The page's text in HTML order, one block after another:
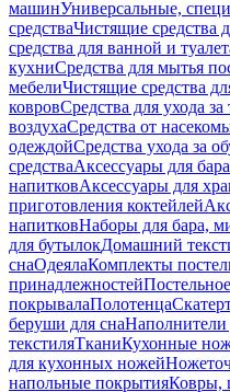
машинУниверсальные,
средстваЧистящие средства
средства для ванной и
кухниСредства для мытья
мебелиЧистящие средства
ковровСредства для ухода за
воздухаСредства от
одеждойСредства ухода за
средстваАксессуары для бара
напитковАксессуары для
приготовления коктейлей
напитковНаборы для бара,
для бутылокДомашний
снаОдеялаКомплекты
принадлежностей
покрывалаПолотенца
беруши для сна
текстиляТканиКухонные
для кухонных ножей
напольные покрытияКовры,